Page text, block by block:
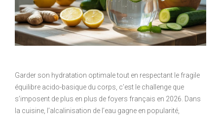
Garder son hydratation optimale tout en respectant le fragile
équilibre acido-basique du corps, c’est le challenge que
s’imposent de plus en plus de foyers français en 2026. Dans
la cuisine, l’alcalinisation de l’eau gagne en popularité,